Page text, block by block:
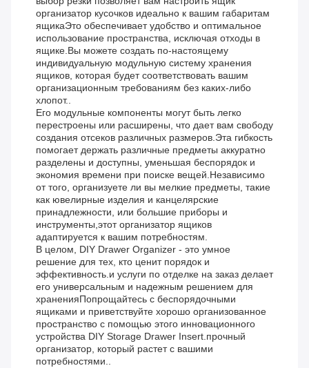
организатор кусочков идеально к вашим габаритам
ящикаЭто обеспечивает удобство и оптимальное
использование пространства, исключая отходы в
ящике.Вы можете создать по-настоящему
индивидуальную модульную систему хранения
ящиков, которая будет соответствовать вашим
организационным требованиям без каких-либо
хлопот..
Его модульные компоненты могут быть легко
перестроены или расширены, что дает вам свободу
создания отсеков различных размеров.Эта гибкость
помогает держать различные предметы аккуратно
разделены и доступны, уменьшая беспорядок и
экономия времени при поиске вещей.Независимо
от того, организуете ли вы мелкие предметы, такие
как ювелирные изделия и канцелярские
принадлежности, или большие приборы и
инструменты,этот организатор ящиков
адаптируется к вашим потребностям.
В целом, DIY Drawer Organizer - это умное
решение для тех, кто ценит порядок и
эффективность.и услуги по отделке на заказ делает
его универсальным и надежным решением для
храненияПопрощайтесь с беспорядочными
ящиками и приветствуйте хорошо организованное
пространство с помощью этого инновационного
устройства DIY Storage Drawer Insert.прочный
организатор, который растет с вашими
потребностями..